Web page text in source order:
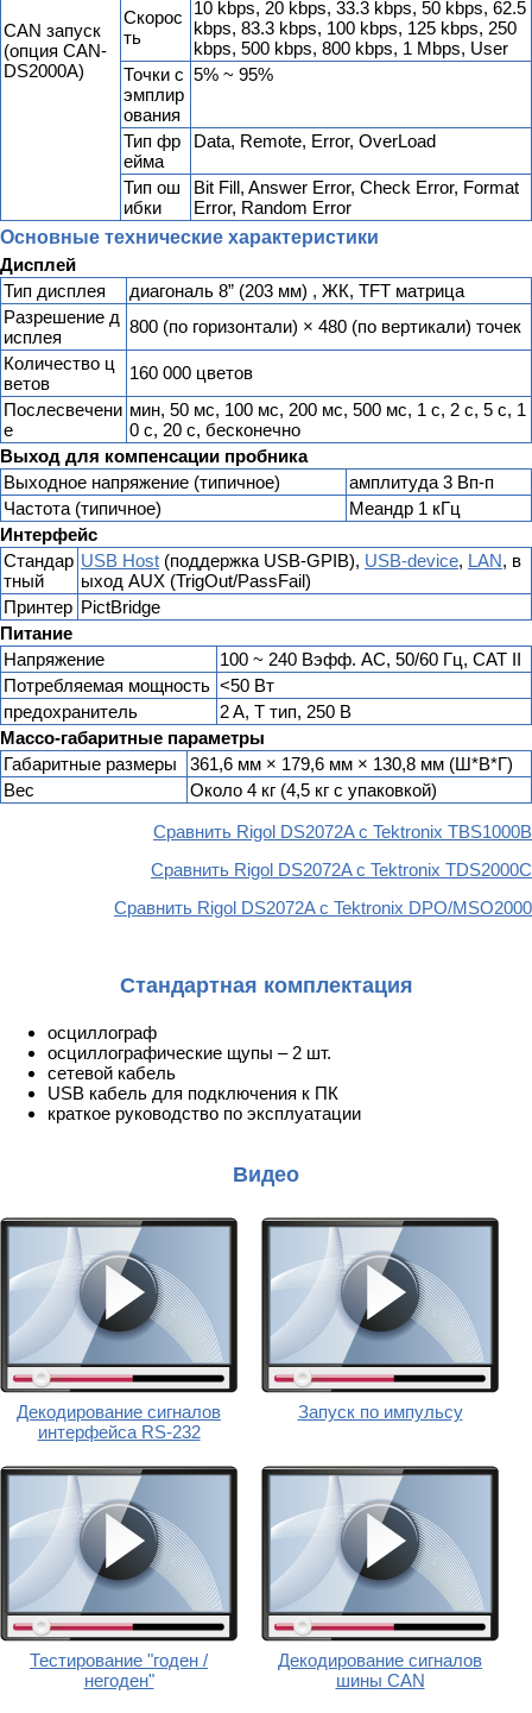
CAN запуск
(опция CAN-
DS2000A)
Скорос
ть
10 kbps, 20 kbps, 33.3 kbps, 50 kbps, 62.5
kbps, 83.3 kbps, 100 kbps, 125 kbps, 250
kbps, 500 kbps, 800 kbps, 1 Mbps, User
Точки с
эмплир
ования
5% ~ 95%
Тип фр
ейма
Data, Remote, Error, OverLoad
Тип ош
ибки
Bit Fill, Answer Error, Check Error, Format
Error, Random Error
Основные технические характеристики
Дисплей
Тип дисплея
диагональ 8” (203 мм) , ЖК, TFT матрица
Разрешение д
исплея
800 (по горизонтали) × 480 (по вертикали) точек
Количество ц
ветов
160 000 цветов
Послесвечени
е
мин, 50 мс, 100 мс, 200 мс, 500 мс, 1 с, 2 с, 5 с, 1
0 с, 20 с, бесконечно
Выход для компенсации пробника
Выходное напряжение (типичное)
амплитуда 3 Вп-п
Частота (типичное)
Меандр 1 кГц
Интерфейс
Стандар
тный
USB Host (поддержка USB-GPIB), USB-device, LAN, в
ыход AUX (TrigOut/PassFail)
Принтер PictBridge
Питание
Напряжение
100 ~ 240 Вэфф. AC, 50/60 Гц, CAT II
Потребляемая мощность <50 Вт
предохранитель
2 A, T тип, 250 В
Массо-габаритные параметры
Габаритные размеры
361,6 мм × 179,6 мм × 130,8 мм (Ш*В*Г)
Вес
Около 4 кг (4,5 кг с упаковкой)
Сравнить Rigol DS2072A с Tektronix TBS1000B
Сравнить Rigol DS2072A с Tektronix TDS2000C
Сравнить Rigol DS2072A с Tektronix DPO/MSO2000
Стандартная комплектация
осциллограф
осциллографические щупы – 2 шт.
сетевой кабель
USB кабель для подключения к ПК
краткое руководство по эксплуатации
Видео
Декодирование сигналов
интерфейса RS-232
Запуск по импульсу
Тестирование "годен /
негоден"
Декодирование сигналов
шины CAN